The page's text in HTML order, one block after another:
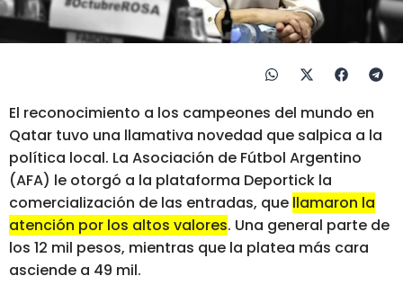
El reconocimiento a los campeones del mundo en
Qatar tuvo una llamativa novedad que salpica a la
política local. La Asociación de Fútbol Argentino
(AFA) le otorgó a la plataforma Deportick la
comercialización de las entradas, que llamaron la
atención por los altos valores. Una general parte de
los 12 mil pesos, mientras que la platea más cara
asciende a 49 mil.